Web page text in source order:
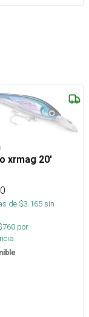
xrmag 20'
de $3.165sin
760 por